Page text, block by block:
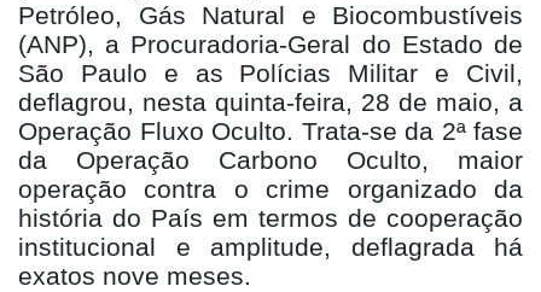
Petróleo, Gás Natural e Biocombustíveis
(ANP), a Procuradoria-Geral do Estado de
São Paulo e as Polícias Militar e Civil,
deflagrou, nesta quinta-feira, 28 de maio, a
Operação Fluxo Oculto. Trata-se da 2ª fase
da Operação Carbono Oculto, maior
operação contra o crime organizado da
história do País em termos de cooperação
institucional e amplitude, deflagrada há
exatos nove meses.